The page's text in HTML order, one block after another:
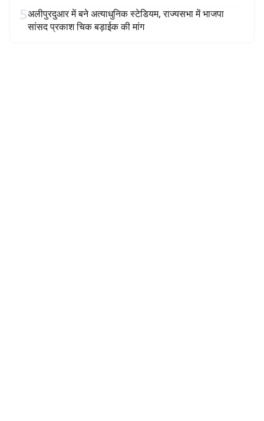
5अलीपुरदुआर में बने अत्याधुनिक स्टेडियम, राज्यसभा में भाजपा
सांसद प्रकाश चिक बड़ाईक की मांग